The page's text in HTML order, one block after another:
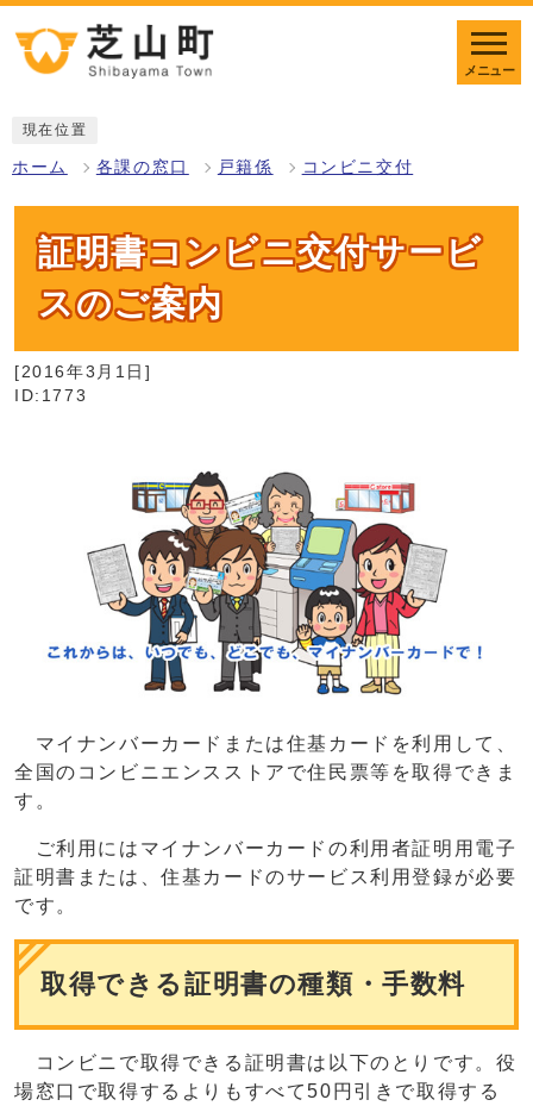
メニュー
現在位置
ホーム 各課の窓口 戸籍係 コンビニ交付
証明書コンビニ交付サービ
スのご案内
[2016年3月1日]
ID:1773
マイナンバーカードまたは住基カードを利用して、
全国のコンビニエンスストアで住民票等を取得できま
す。
ご利用にはマイナンバーカードの利用者証明用電子
証明書または、住基カードのサービス利用登録が必要
です。
取得できる証明書の種類・手数料
コンビニで取得できる証明書は以下のとりです。役
場窓口で取得するよりもすべて50円引きで取得する